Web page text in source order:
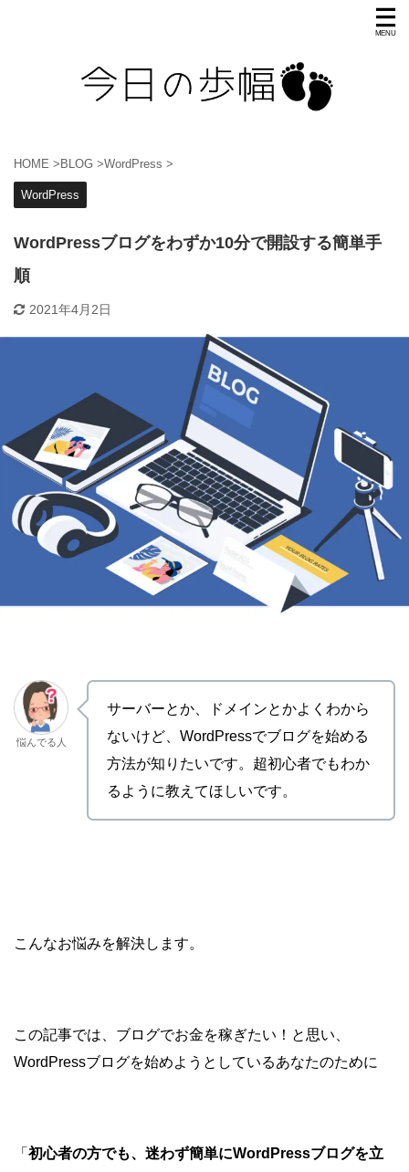
HOME > BLOG >WordPress >
WordPress
WordPressブログをわずか10分で開設する簡単手
順
2021年4月2日
悩んでる人
サーバーとか、ドメインとかよくわから
ないけど、WordPressでブログを始める
方法が知りたいです。超初心者でもわか
るように教えてほしいです。
こんなお悩みを解決します。
この記事では、ブログでお金を稼ぎたい！と思い、
WordPressブログを始めようとしているあなたのために
「 初心者の方でも、迷わず簡単にWordPressブログを立